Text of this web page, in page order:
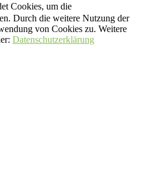
Cookies, um die
Durch die weitere Nutzung der
von Cookies zu. Weitere
Datenschutzerklärung